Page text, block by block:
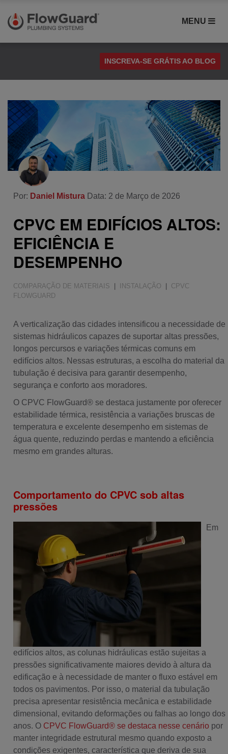
MENU
INSCREVA-SE GRÁTIS AO BLOG
Comparação de Materiais
Compatibilidade
CPVC FlowGuard
Desempenho CPVC
Estudo de Caso
Instalação
Sistemas de Canalização
Sustentabilidade
Por: Daniel Mistura Data: 2 de Março de 2026
CPVC EM EDIFÍCIOS ALTOS:
EFICIÊNCIA E
DESEMPENHO
COMPARAÇÃO DE MATERIAIS INSTALAÇÃO
CPVC
FLOWGUARD
A verticalização das cidades intensificou a necessidade de
sistemas hidráulicos capazes de suportar altas pressões,
longos percursos e variações térmicas comuns em
edifícios altos. Nessas estruturas, a escolha do material da
tubulação é decisiva para garantir desempenho,
segurança e conforto aos moradores.
O CPVC FlowGuard® se destaca justamente por oferecer
estabilidade térmica, resistência a variações bruscas de
temperatura e excelente desempenho em sistemas de
água quente, reduzindo perdas e mantendo a eficiência
mesmo em grandes alturas.
Comportamento do CPVC sob altas
pressões
Em
edifícios altos, as colunas hidráulicas estão sujeitas a
pressões significativamente maiores devido à altura da
edificação e à necessidade de manter o fluxo estável em
todos os pavimentos. Por isso, o material da tubulação
precisa apresentar resistência mecânica e estabilidade
dimensional, evitando deformações ou falhas ao longo dos
anos. O CPVC FlowGuard® se destaca nesse cenáriopor
manter integridade estrutural mesmo quando exposto a
condições exigentes, característica que deriva de sua